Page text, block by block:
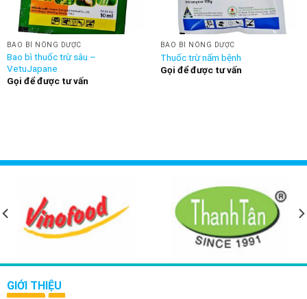
BAO BÌ NÔNG DƯỢC
Bao bì thuốc trừ sâu –
VetuJapane
Gọi để được tư vấn
BAO BÌ NÔNG DƯỢC
Thuốc trừ nấm bệnh
Gọi để được tư vấn
GIỚI THIỆU